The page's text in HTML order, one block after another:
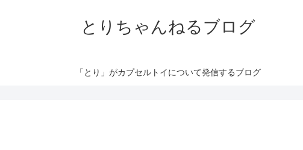
とりちゃんねるブログ
「とり」がカプセルトイについて発信するブログ